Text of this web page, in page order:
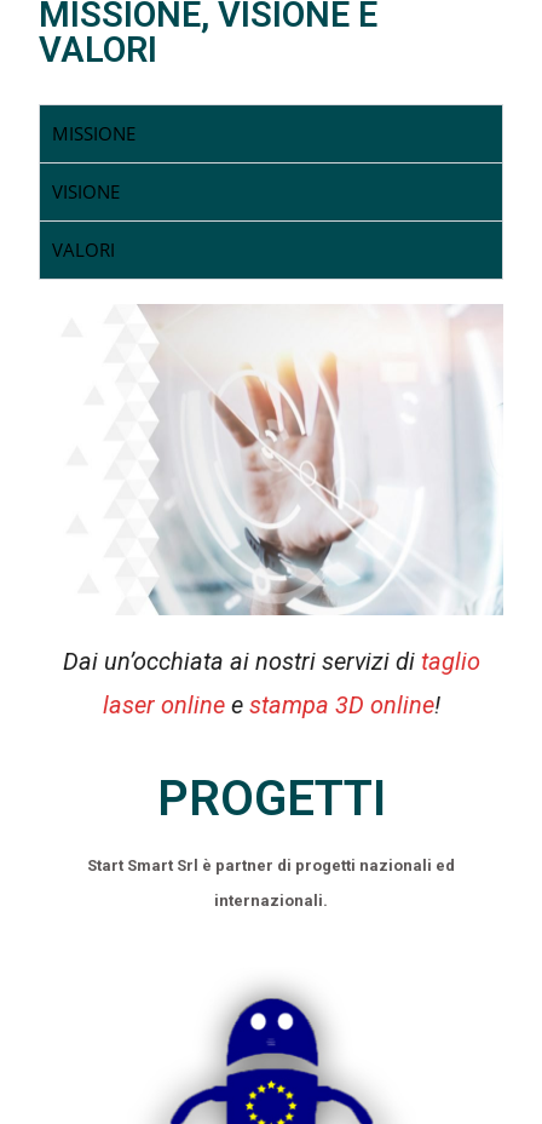
MISSIONE, VISIONE E
VALORI
MISSIONE
VISIONE
VALORI
Dai un’occhiata ai nostri servizi di taglio
laser onlineestampa 3D online!
PROGETTI
Start Smart Srl è partner di progetti nazionali ed
internazionali.